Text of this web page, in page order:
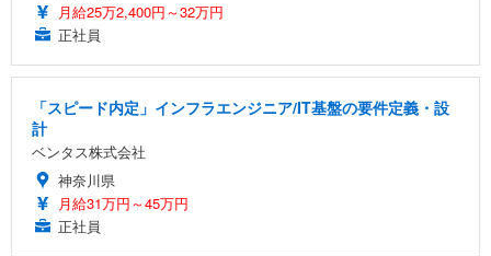
月給25万2,400円～32万円
正社員
「スピード内定」インフラエンジニア/IT基盤の要件定義・設
計
ベンタス株式会社
神奈川県
月給31万円～45万円
正社員